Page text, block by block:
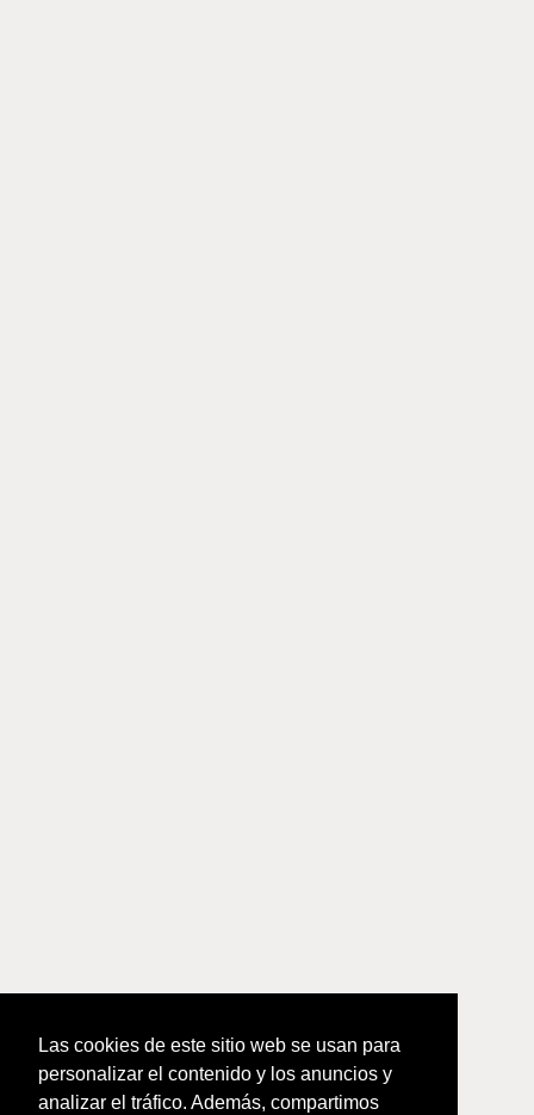
Las cookies de este sitio web se usan para
personalizar el contenido y los anuncios y
analizar el tráfico. Además, compartimos